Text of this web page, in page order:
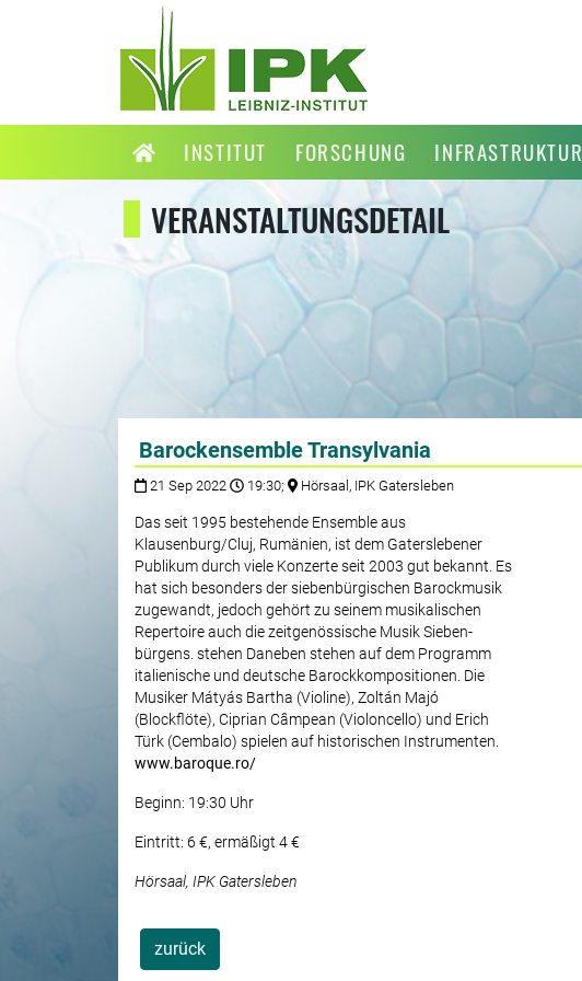
INSTITUT FORSCHUNG INFRASTRUKTUR
VERANSTALTUNGSDETAIL
Barockensemble Transylvania
21 Sep 2022 19:30; Hörsaal, IPK Gatersleben
Das seit 1995 bestehende Ensemble aus
Klausenburg/Cluj, Rumänien, ist dem Gaters­lebener
Pub­likum durch viele Konzerte seit 2003 gut bekannt. Es
hat sich beson­ders der sieben­bürgischen Barockmusik
zugewandt, jedoch gehört zu seinem musikalischen
Reper­toire auch die zeitgenös­sische Musik Sieben­
bürgens. stehen Daneben stehen auf dem Programm
italienische und deutsche Barock­kom­po­sitionen. Die
Musiker Mátyás Bartha (Violine), Zoltán Majó
(Blockflöte), Ciprian Câmpean (Violoncello) und Erich
Türk (Cembalo) spielen auf histori­schen Instru­menten.
www.baroque.ro/
Beginn: 19:30 Uhr
Eintritt: 6 €, ermäßigt 4 €
Hörsaal, IPK Gatersleben
zurück